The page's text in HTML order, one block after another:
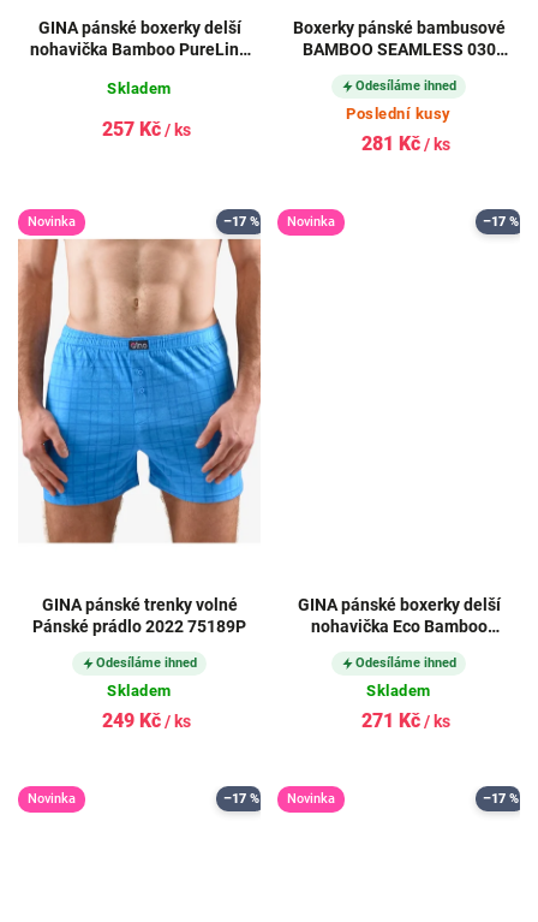
GINA pánské boxerky delší
nohavička Bamboo PureLine
Skladem
257 Kč/ ks
Boxerky pánské bambusové
BAMBOO SEAMLESS 030
bezešvé DARK GREY (tmavě
šedé)
Odesíláme ihned
Poslední kusy
281 Kč/ ks
Novinka –17 %
GINA pánské trenky volné
Pánské prádlo 2022 75189P
Odesíláme ihned
Skladem
249 Kč/ ks
Novinka –17 %
GINA pánské boxerky delší
nohavička Eco Bamboo
54005P
Odesíláme ihned
Skladem
271 Kč/ ks
Novinka –17 % Novinka –17 %